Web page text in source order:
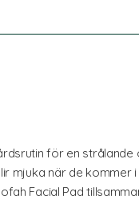
för en
mjuka när de kommer
Facial Pad